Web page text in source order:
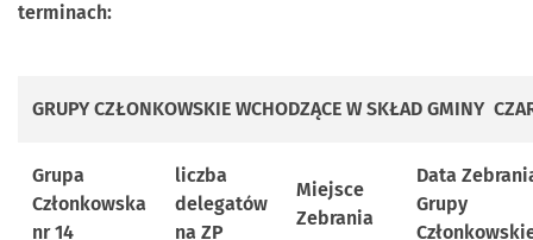
terminach:
GRUPY CZŁONKOWSKIE WCHODZĄCE W SKŁAD GMINY
Grupa
Członkowska
nr 14
liczba
delegatów
na ZP
Miejsce
Zebrania
Data
Grupy